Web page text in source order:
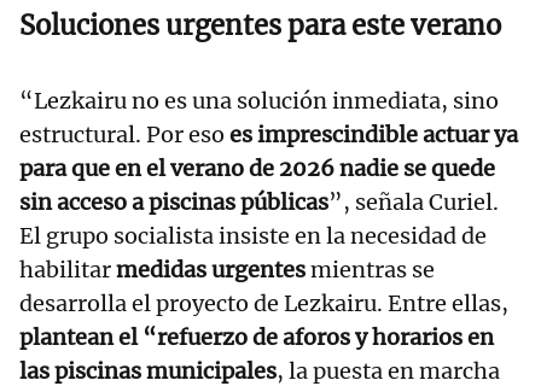
Soluciones urgentes para este verano
“Lezkairu no es una solución inmediata, sino
estructural. Por eso es imprescindible actuar ya
para que en el verano de 2026 nadie se quede
sin acceso a piscinas públicas”, señala Curiel.
El grupo socialista insiste en la necesidad de
habilitarmedidas urgentesmientras se
desarrolla el proyecto de Lezkairu. Entre ellas,
plantean el “refuerzo de aforos y horarios en
las piscinas municipales, la puesta en marcha